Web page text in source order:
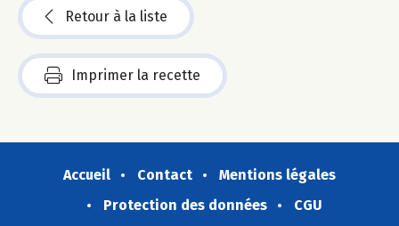
Retour à la liste
Imprimer la recette
Accueil Contact
Mentions légales
Protection des données
CGU